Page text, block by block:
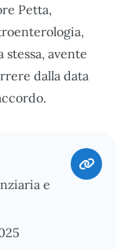
Petta,
avente
dalla data
e